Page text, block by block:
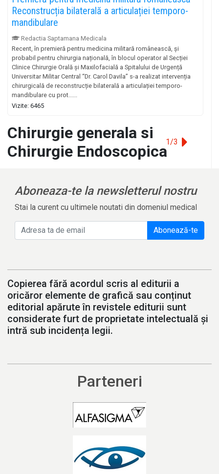
Reconstrucția bilaterală a articulației temporo-
mandibulare
Redactia Saptamana Medicala
Recent, în premieră pentru medicina militară românească, și
probabil pentru chirurgia națională, în blocul operator al Secției
Clinice Chirurgie Orală și Maxilofacială a Spitalului de Urgență
Universitar Militar Central “Dr. Carol Davila” s-a realizat intervenția
chirurgicală de reconstrucție bilaterală a articulației temporo-
mandibulare cu prot......
Vizite: 6465
Chirurgie generala si
Chirurgie Endoscopica
1/3
Aboneaza-te la newsletterul nostru
Stai la curent cu ultimele noutati din domeniul medical
Abonează-te
Copierea fără acordul scris al editurii a
oricăror elemente de grafică sau conținut
editorial apărute în revistele editurii sunt
considerate furt de proprietate intelectuală și
intră sub incidența legii.
Parteneri